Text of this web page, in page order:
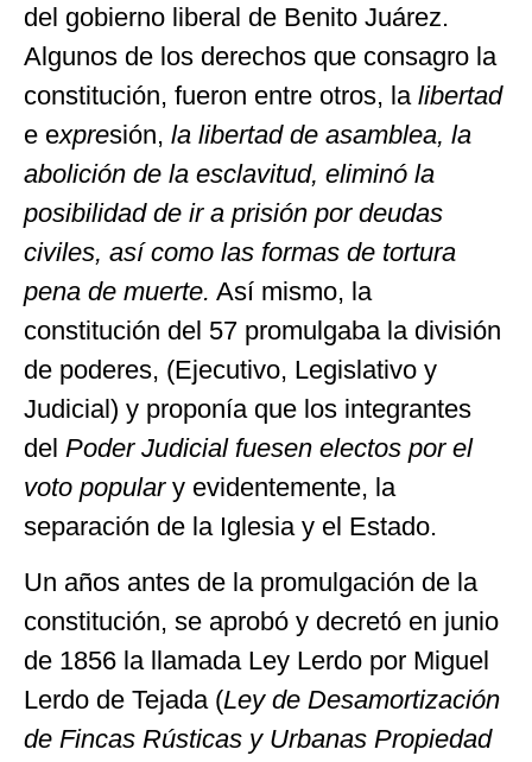
del gobierno liberal de Benito Juárez.
Algunos de los derechos que consagro la
constitución, fueron entre otros, la libertad
e expresión, la libertad de asamblea, la
abolición de la esclavitud, eliminó la
posibilidad de ir a prisión por deudas
civiles, así como las formas de tortura
pena de muerte. Así mismo, la
constitución del 57 promulgaba la división
de poderes, (Ejecutivo, Legislativo y
Judicial) y proponía que los integrantes
del Poder Judicial fuesen electos por el
voto populary evidentemente, la
separación de la Iglesia y el Estado.
Un años antes de la promulgación de la
constitución, se aprobó y decretó en junio
de 1856 la llamada Ley Lerdo por Miguel
Lerdo de Tejada (Ley de Desamortización
de Fincas Rústicas y Urbanas Propiedad